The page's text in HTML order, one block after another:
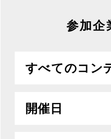
参加企
すべてのコン
開催日